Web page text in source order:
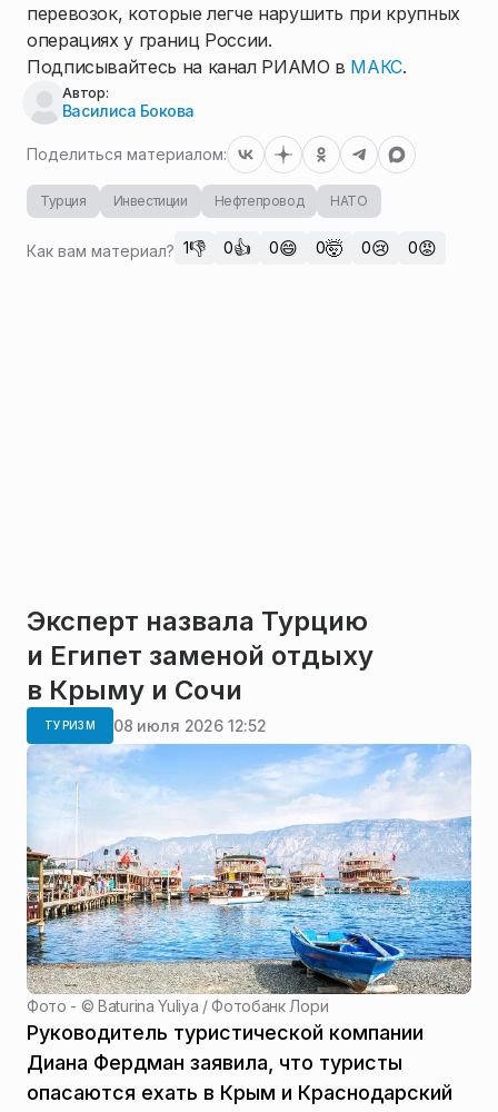
перевозок, которые легче нарушить при крупных
операциях у границ России.
Подписывайтесь на канал РИАМО в МАКС.
Автор:
Василиса Бокова
Поделиться материалом:
Турция Инвестиции Нефтепровод НАТО
Как вам материал? 1👎 0👍 0😄 0🤯 0😢 0😡
Эксперт назвала Турцию
и Египет заменой отдыху
в Крыму и Сочи
ТУРИЗМ 08 июля 2026 12:52
Фото - ©Baturina Yuliya / Фотобанк Лори
Руководитель туристической компании
Диана Фердман заявила, что туристы
опасаются ехать в Крым и Краснодарский